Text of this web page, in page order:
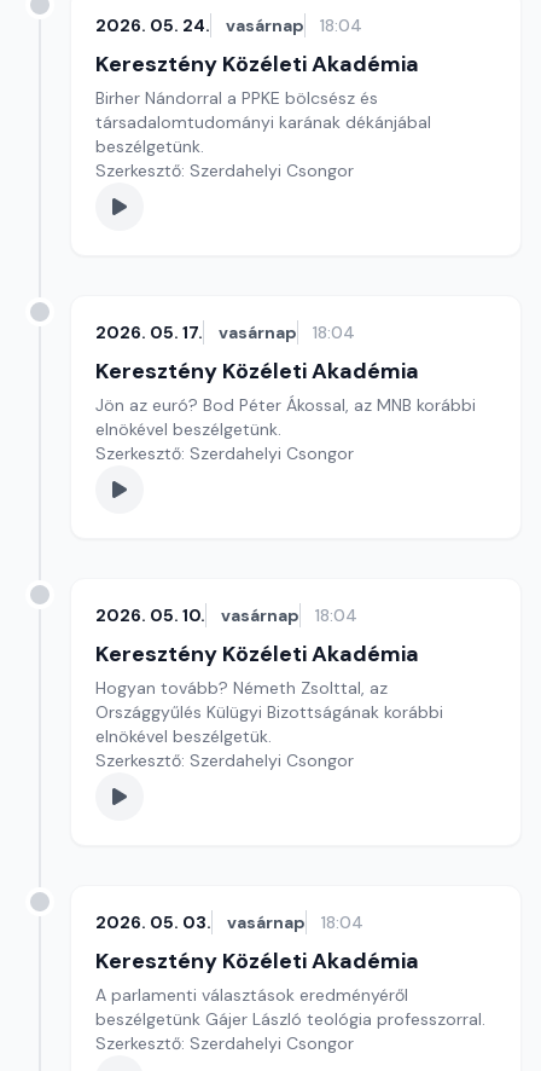
2026. 05. 24. vasárnap 18:04
Keresztény Közéleti Akadémia
Birher Nándorral a PPKE bölcsész és
társadalomtudományi karának dékánjábal
beszélgetünk.
Szerkesztő: Szerdahelyi Csongor
2026. 05. 17. vasárnap 18:04
Keresztény Közéleti Akadémia
Jön az euró? Bod Péter Ákossal, az MNB korábbi
elnökével beszélgetünk.
Szerkesztő: Szerdahelyi Csongor
2026. 05. 10. vasárnap 18:04
Keresztény Közéleti Akadémia
Hogyan tovább? Németh Zsolttal, az
Országgyűlés Külügyi Bizottságának korábbi
elnökével beszélgetük.
Szerkesztő: Szerdahelyi Csongor
2026. 05. 03. vasárnap 18:04
Keresztény Közéleti Akadémia
A parlamenti választások eredményéről
beszélgetünk Gájer László teológia professzorral.
Szerkesztő: Szerdahelyi Csongor